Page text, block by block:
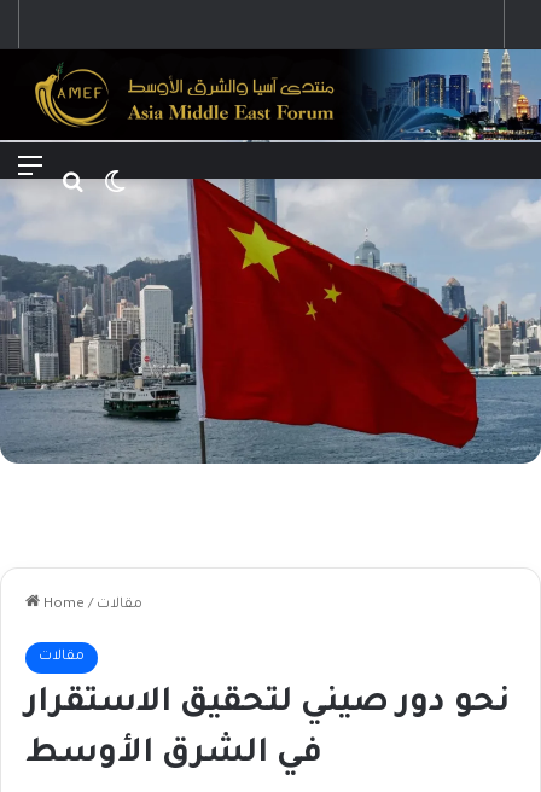
Menu Search for
Home / مقالات
مقالات
نحو دور صيني لتحقيق الاستقرار
في الشرق الأوسط